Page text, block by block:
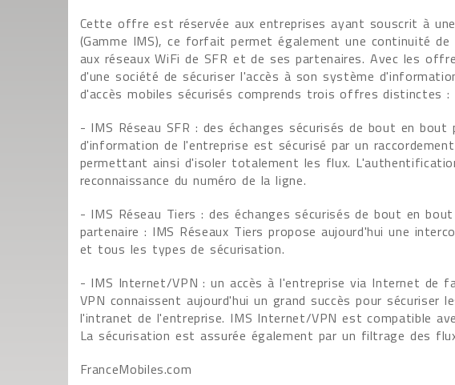
Cette offre est réservée aux entreprises ayant souscrit à
(Gamme IMS), ce forfait permet également une continuité
aux réseaux WiFi de SFR et de ses partenaires. Avec les
d'une société de sécuriser l'accès à son système
d'accès mobiles sécurisés comprends trois offres distinctes :
- IMS Réseau SFR : des échanges sécurisés de bout en
d'information de l'entreprise est sécurisé par un
permettant ainsi d'isoler totalement les flux.
reconnaissance du numéro de la ligne.
- IMS Réseau Tiers : des échanges sécurisés de bout en
partenaire : IMS Réseaux Tiers propose aujourd'hui une
et tous les types de sécurisation.
- IMS Internet/VPN : un accès à l'entreprise via Internet de
VPN connaissent aujourd'hui un grand succès pour
l'intranet de l'entreprise. IMS Internet/VPN est compatible
La sécurisation est assurée également par un filtrage des
FranceMobiles.com